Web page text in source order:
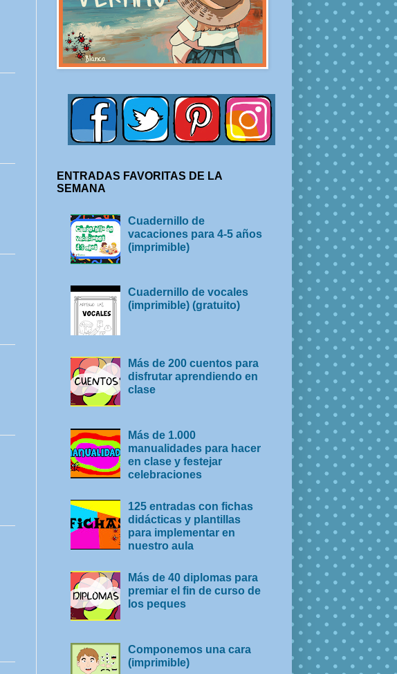
ENTRADAS FAVORITAS DE LA
SEMANA
Cuadernillo de
vacaciones para 4-5 años
(imprimible)
Cuadernillo de vocales
(imprimible) (gratuito)
Más de 200 cuentos para
disfrutar aprendiendo en
clase
Más de 1.000
manualidades para hacer
en clase y festejar
celebraciones
125 entradas con fichas
didácticas y plantillas
para implementar en
nuestro aula
Más de 40 diplomas para
premiar el fin de curso de
los peques
Componemos una cara
(imprimible)